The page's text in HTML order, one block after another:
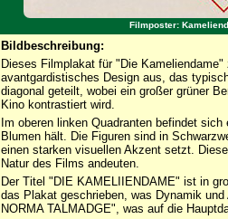
Filmposter:
Bildbeschreibung:
Dieses Filmplakat für "Die
avantgardistisches Design aus, das
diagonal geteilt, wobei ein großer grüner
Kino kontrastiert wird.
Im oberen linken Quadranten befindet
Blumen hält. Die Figuren sind in
einen starken visuellen Akzent setzt.
Natur des Films andeuten.
Der Titel "DIE KAMELIIENDAME" ist in
das Plakat geschrieben, was Dynamik
NORMA TALMADGE", was auf die